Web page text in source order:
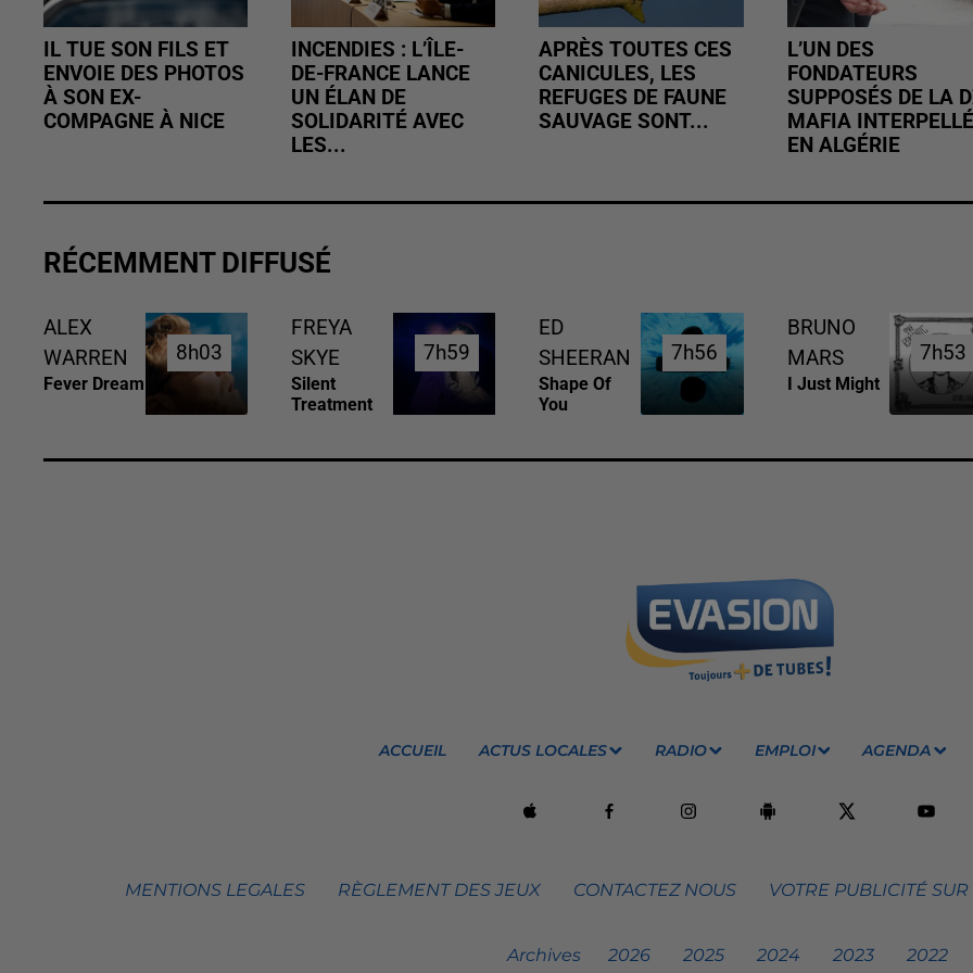
IL TUE SON FILS ET
ENVOIE DES PHOTOS
À SON EX-
COMPAGNE À NICE
INCENDIES : L’ÎLE-
DE-FRANCE LANCE
UN ÉLAN DE
SOLIDARITÉ AVEC
LES...
APRÈS TOUTES CES
CANICULES, LES
REFUGES DE FAUNE
SAUVAGE SONT...
L’UN DES
FONDATEURS
SUPPOSÉS DE LA
MAFIA INTERPELLÉ
EN ALGÉRIE
RÉCEMMENT DIFFUSÉ
ALEX
WARREN
Fever Dream
8h03
8h03
FREYA
SKYE
Silent
Treatment
7h59
7h59
ED
SHEERAN
Shape Of
You
7h56
7h56
BRUNO
MARS
I Just Might
7h53
7h53
ACCUEIL ACTUS LOCALES RADIO EMPLOI AGENDA
MENTIONS LEGALES RÈGLEMENT DES JEUX CONTACTEZ NOUS VOTRE PUBLICITÉ
Archives 2026 2025 2024 2023 2022